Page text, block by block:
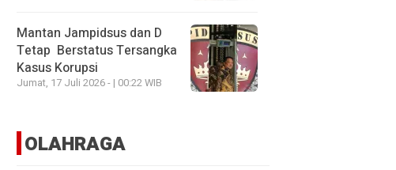
Mantan Jampidsus dan D
Tetap Berstatus Tersangka
Kasus Korupsi
Jumat, 17 Juli 2026 - | 00:22 WIB
OLAHRAGA